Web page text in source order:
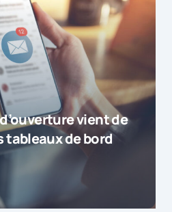
vient de
tableaux de bord